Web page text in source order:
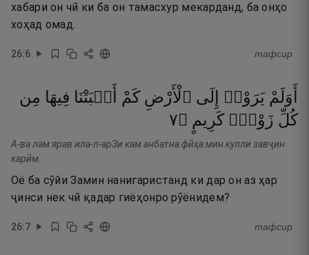
хабари он чӣ ки ба он тамасхур мекарданд, ба онҳо
хоҳад омад.
26:6 тафсир
أَوَلَمْ يَرَوْا۟ إِلَى ٱلْأَرْضِ كَمْ أَنۢبَتْنَا فِيهَا مِن
كُلِّ زَوْجٍۢ كَرِيمٍ ۝٧
А-ва лам ярав ила-л-арЗи кам анбатна фӣҳа мин кулли завҷин
карӣм.
Оё ба сӯйи Замин нанигаристанд ки дар он аз ҳар
ҷинси нек чӣ қадар гиёҳонро рӯёнидем?
26:7 тафсир